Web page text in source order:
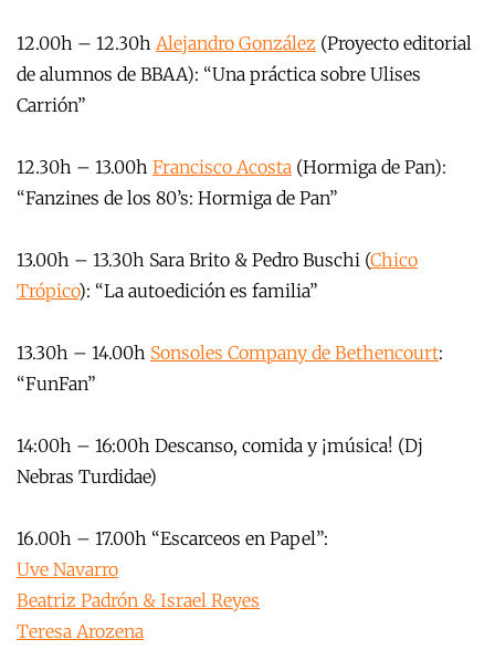
12.00h – 12.30h Alejandro González (Proyecto editorial
de alumnos de BBAA): “Una práctica sobre Ulises
Carrión”
12.30h – 13.00h Francisco Acosta (Hormiga de Pan):
“Fanzines de los 80’s: Hormiga de Pan”
13.00h – 13.30h Sara Brito & Pedro Buschi (Chico
Trópico): “La autoedición es familia”
13.30h – 14.00h Sonsoles Company de Bethencourt:
“FunFan”
14:00h – 16:00h Descanso, comida y ¡música! (Dj
Nebras Turdidae)
16.00h – 17.00h “Escarceos en Papel”:
Uve Navarro
Beatriz Padrón & Israel Reyes
Teresa Arozena